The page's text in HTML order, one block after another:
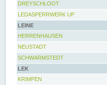
DREYSCHLOOT
LEDASPERRWERK UP
LEINE
HERRENHAUSEN
NEUSTADT
SCHWARMSTEDT
LEK
KRIMPEN